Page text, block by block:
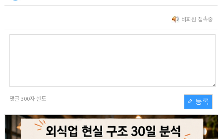
비회원 접속중
댓글300자 한도 ✐ 등록